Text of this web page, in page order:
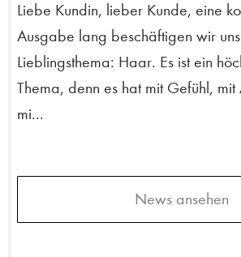
Liebe Kundin, lieber Kunde, eine
Ausgabe lang beschäftigen wir
Lieblingsthema: Haar. Es ist ein
Thema, denn es hat mit Gefühl, mit
mi...
News ansehen